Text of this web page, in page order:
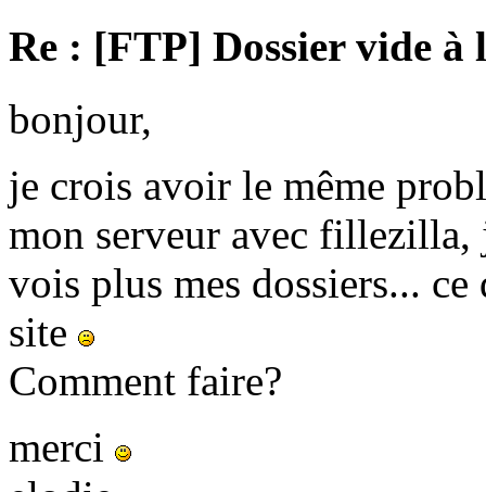
Re : [FTP] Dossier vide à
bonjour,
je crois avoir le même
mon serveur avec fillezilla,
vois plus mes dossiers...
site
Comment faire?
merci